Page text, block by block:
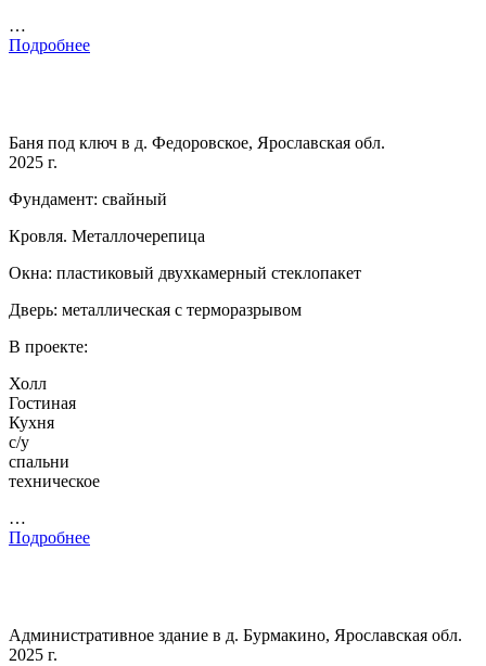
…
Подробнее
Баня под ключ в д. Федоровское, Ярославская обл.
2025 г.
Фундамент: свайный
Кровля. Металлочерепица
Окна: пластиковый двухкамерный стеклопакет
Дверь: металлическая с терморазрывом
В проекте:
Холл
Гостиная
Кухня
с/у
спальни
техническое
…
Подробнее
Административное здание в д. Бурмакино, Ярославская обл.
2025 г.